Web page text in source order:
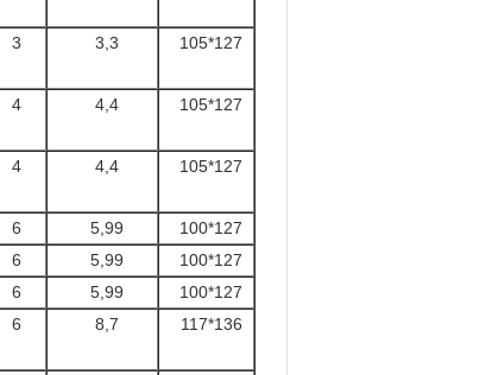
3 3,3 105*127
4 4,4 105*127
4 4,4 105*127
6 5,99
100*127
6 5,99
100*127
6 5,99
100*127
6 8,7 117*136